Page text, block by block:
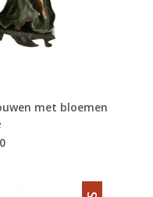
met bloemen